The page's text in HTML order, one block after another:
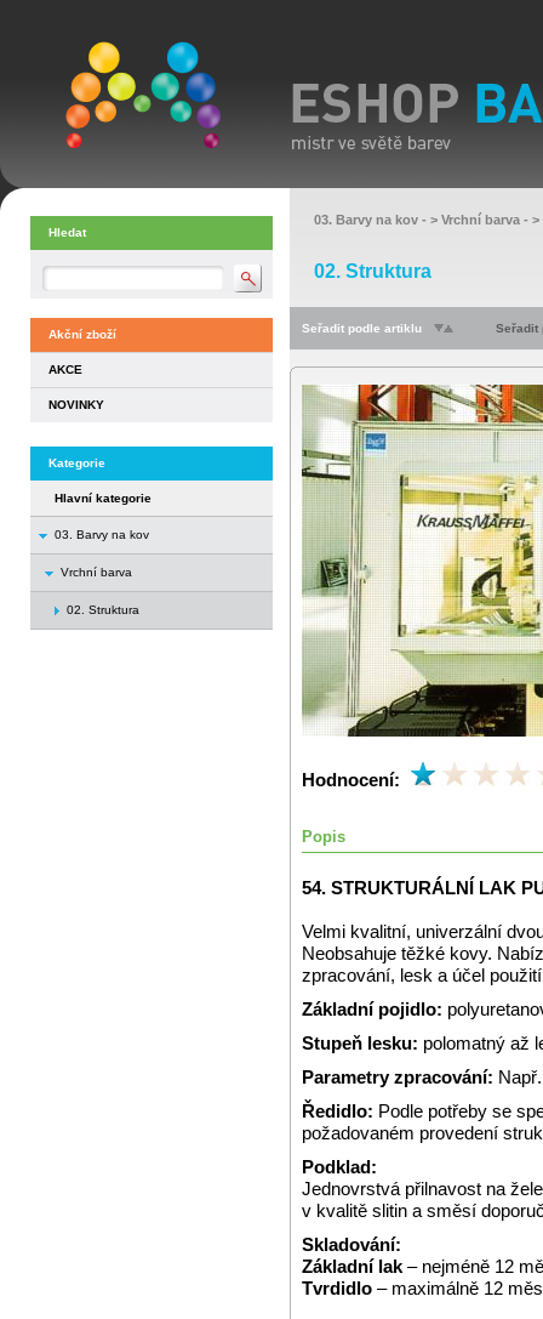
Hledat
Akční zboží
AKCE
NOVINKY
Kategorie
Hlavní kategorie
03. Barvy na kov
Vrchní barva
02. Struktura
03. Barvy na kov - > Vrchní barva - >
02. Struktura
Seřadit podle artiklu Seřadit
Hodnocení:
Popis
54. STRUKTURÁLNÍ LAK
Velmi kvalitní, univerzální
Neobsahuje těžké kovy.
zpracování, lesk a účel
Základní pojidlo:
Stupeň lesku: polomatný až
Parametry zpracování:
Ředidlo: Podle potřeby se
požadovaném provedení
Podklad:
Jednovrstvá přilnavost na
v kvalitě slitin a směsí
Skladování:
Základní lak – nejméně 12
Tvrdidlo – maximálně 12